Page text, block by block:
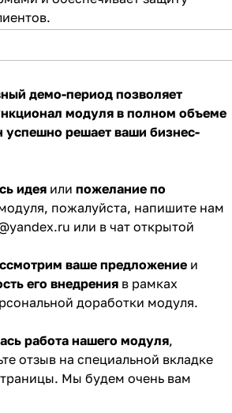
демо-период позволяет
модуля в полном объеме
успешно решает ваши бизнес-
идея или пожелание по
пожалуйста, напишите нам
или в чат открытой
ваше предложение и
его внедрения в рамках
доработки модуля.
работа нашего модуля,
отзыв на специальной вкладке
Мы будем очень вам